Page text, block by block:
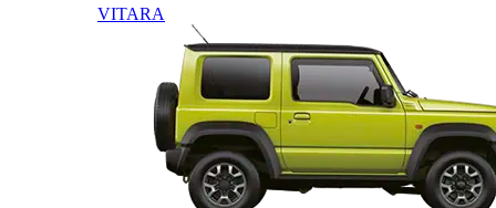
VITARA